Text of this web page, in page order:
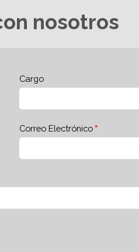
nosotros
Cargo
Correo Electrónico